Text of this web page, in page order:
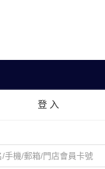
登 入